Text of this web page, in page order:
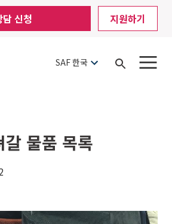
신청 지원하기
SAF 한국
Open
물품 목록